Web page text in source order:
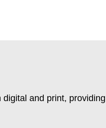
and print,